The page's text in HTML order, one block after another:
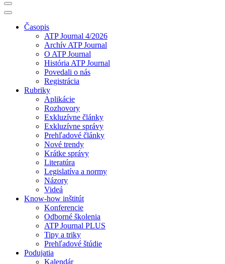
Časopis
ATP Journal 4/2026
Archív ATP Journal
O ATP Journal
História ATP Journal
Povedali o nás
Registrácia
Rubriky
Aplikácie
Rozhovory
Exkluzívne články
Exkluzívne správy
Prehľadové články
Nové trendy
Krátke správy
Literatúra
Legislatíva a normy
Názory
Videá
Know-how inštitút
Konferencie
Odborné školenia
ATP Journal PLUS
Tipy a triky
Prehľadové štúdie
Podujatia
Kalendár